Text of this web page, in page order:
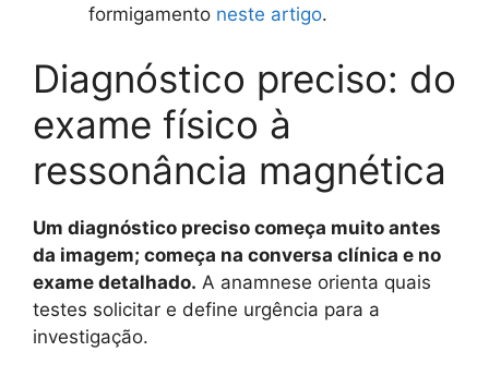
formigamento neste artigo.
Diagnóstico preciso: do
exame físico à
ressonância magnética
Um diagnóstico preciso começa muito antes
da imagem; começa na conversa clínica e no
exame detalhado. A anamnese orienta quais
testes solicitar e define urgência para a
investigação.